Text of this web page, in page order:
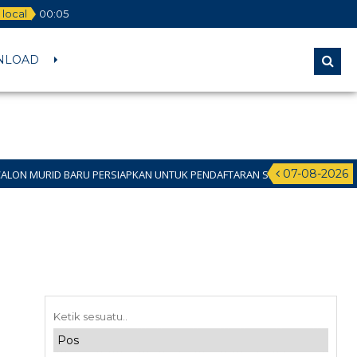
local 00:05
07-08-2026
PERSIAPKAN UNTUK PENDAFTARAN SPMB JALUR DOMISILI 11 JUNI